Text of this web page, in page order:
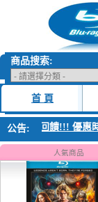
商品搜索:
首 頁
公告:
感恩回饋!!! 優惠時
人氣商品
1.【平裝版藍光】[英] 阿
之道 (2022)〈台版〉